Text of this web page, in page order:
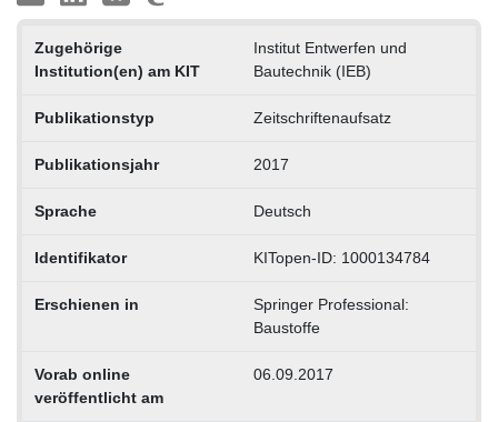
Zugehörige
Institution(en) am KIT
Institut Entwerfen und
Bautechnik (IEB)
Publikationstyp Zeitschriftenaufsatz
Publikationsjahr 2017
Sprache Deutsch
Identifikator KITopen-ID: 1000134784
Erschienen in
Springer Professional:
Baustoffe
Vorab online
veröffentlicht am
06.09.2017